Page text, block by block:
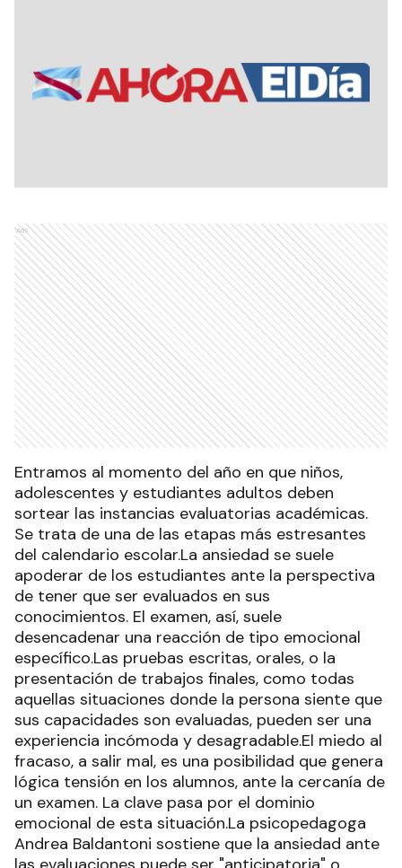
Ads
Entramos al momento del año en que niños,
adolescentes y estudiantes adultos deben
sortear las instancias evaluatorias académicas.
Se trata de una de las etapas más estresantes
del calendario escolar.La ansiedad se suele
apoderar de los estudiantes ante la perspectiva
de tener que ser evaluados en sus
conocimientos. El examen, así, suele
desencadenar una reacción de tipo emocional
específico.Las pruebas escritas, orales, o la
presentación de trabajos finales, como todas
aquellas situaciones donde la persona siente que
sus capacidades son evaluadas, pueden ser una
experiencia incómoda y desagradable.El miedo al
fracaso, a salir mal, es una posibilidad que genera
lógica tensión en los alumnos, ante la cercanía de
un examen. La clave pasa por el dominio
emocional de esta situación.La psicopedagoga
Andrea Baldantoni sostiene que la ansiedad ante